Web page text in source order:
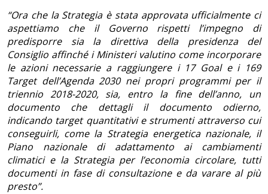
“Ora che la Strategia è stata approvata ufficialmente ci
aspettiamo che il Governo rispetti l’impegno di
predisporre sia la direttiva della presidenza del
Consiglio affinché i Ministeri valutino come incorporare
le azioni necessarie a raggiungere i 17 Goal e i 169
Target dell’Agenda 2030 nei propri programmi per il
triennio 2018-2020, sia, entro la fine dell’anno, un
documento che dettagli il documento odierno,
indicando target quantitativi e strumenti attraverso cui
conseguirli, come la Strategia energetica nazionale, il
Piano nazionale di adattamento ai cambiamenti
climatici e la Strategia per l’economia circolare, tutti
documenti in fase di consultazione e da varare al più
presto”.